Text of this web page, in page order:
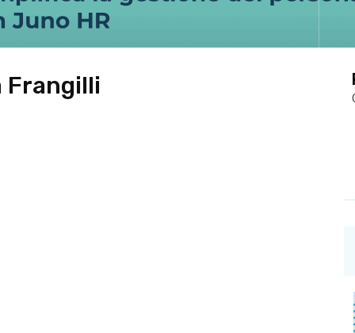
Frangilli